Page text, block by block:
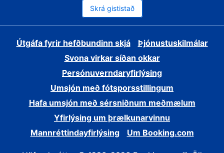
Skrá gististað
Útgáfa fyrir hefðbundinn skjá
Þjónustuskilmálar
Svona virkar síðan okkar
Persónuverndaryfirlýsing
Umsjón með fótsporsstillingum
Hafa umsjón með sérsniðnum meðmælum
Yfirlýsing um þrælkunarvinnu
Mannréttindayfirlýsing
Um Booking.com